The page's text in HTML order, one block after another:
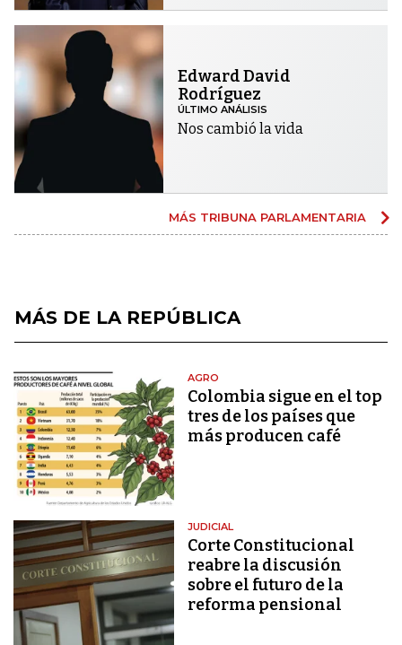
Edward David
Rodríguez
ÚLTIMO ANÁLISIS
Nos cambió la vida
MÁS TRIBUNA PARLAMENTARIA
MÁS DE LA REPÚBLICA
AGRO
Colombia sigue en el top
tres de los países que
más producen café
JUDICIAL
Corte Constitucional
reabre la discusión
sobre el futuro de la
reforma pensional